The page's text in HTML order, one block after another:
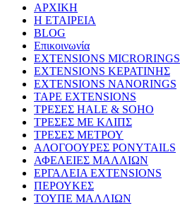
ΑΡΧΙΚΗ
Η ΕΤΑΙΡΕΙΑ
BLOG
Επικοινωνία
EXTENSIONS MICRORINGS
EXTENSIONS ΚΕΡΑΤΙΝΗΣ
EXTENSIONS NANORINGS
TAPE EXTENSIONS
ΤΡΕΣΕΣ HALE & SOHO
ΤΡΕΣΕΣ ΜΕ ΚΛΙΠΣ
ΤΡΕΣΕΣ ΜΕΤΡΟΥ
ΑΛΟΓΟΟΥΡΕΣ PONYTAILS
ΑΦΕΛΕΙΕΣ ΜΑΛΛΙΩΝ
ΕΡΓΑΛΕΙΑ EXTENSIONS
ΠΕΡΟΥΚΕΣ
ΤΟΥΠΕ ΜΑΛΛΙΩΝ